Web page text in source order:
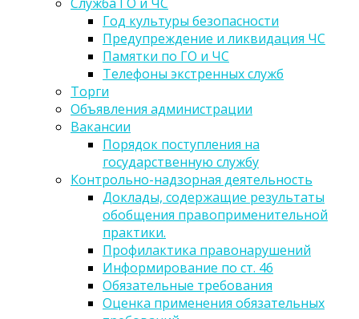
Год культуры безопасности
Предупреждение и ликвидация ЧС
Памятки по ГО и ЧС
Телефоны экстренных служб
Торги
Объявления администрации
Вакансии
Порядок поступления на
государственную службу
Контрольно-надзорная деятельность
Доклады, содержащие результаты
обобщения правоприменительной
практики.
Профилактика правонарушений
Информирование по ст. 46
Обязательные требования
Оценка применения обязательных